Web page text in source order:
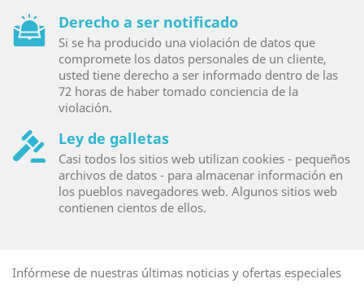
Derecho a ser notificado
Si se ha producido una violación de datos que
compromete los datos personales de un cliente,
usted tiene derecho a ser informado dentro de las
72 horas de haber tomado conciencia de la
violación.
Ley de galletas
Casi todos los sitios web utilizan cookies - pequeños
archivos de datos - para almacenar información en
los pueblos navegadores web. Algunos sitios web
contienen cientos de ellos.
Infórmese de nuestras últimas noticias y ofertas especiales